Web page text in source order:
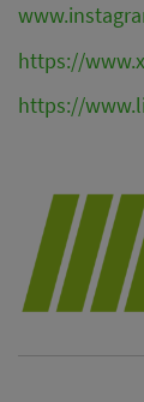
https://
https://